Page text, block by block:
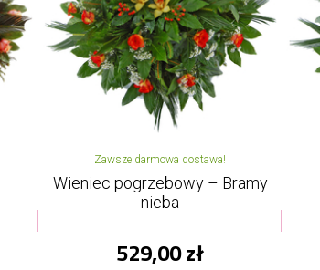
Zawsze darmowa dostawa!
Wieniec pogrzebowy – Bramy
nieba
529,00 zł